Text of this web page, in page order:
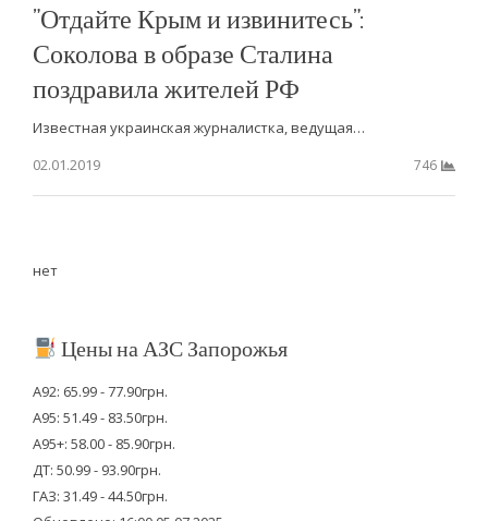
”Отдайте Крым и извинитесь”:
Соколова в образе Сталина
поздравила жителей РФ
Известная украинская журналистка, ведущая…
02.01.2019
746
нет
Цены на АЗС Запорожья
А92: 65.99 - 77.90грн.
А95: 51.49 - 83.50грн.
А95+: 58.00 - 85.90грн.
ДТ: 50.99 - 93.90грн.
ГАЗ: 31.49 - 44.50грн.